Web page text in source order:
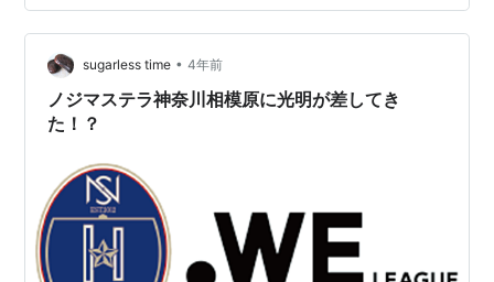
手の出場機会がほぼなくなったから・・・ サッカースペ
イン女子リーグ結果が日本の一般紙はおろかネットニュ
ースに挙がることもないので、…
sugarless time • 4年前
ノジマステラ神奈川相模原に光明が差してき
た！？